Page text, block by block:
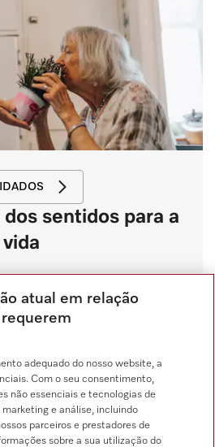
sentidos para a
casa de repouso pode
Deixa-se de ter todos os
pode criar um sentimento
de suportar. Os lares de
e os familiares podem aliviar
simples e eficazes e
uma maior sensação de
dia.
atual em relação
adequado do nosso website, a
Com o seu consentimento,
não essenciais e tecnologias de
e análise, incluindo
parceiros e prestadores de
sobre a sua utilização do